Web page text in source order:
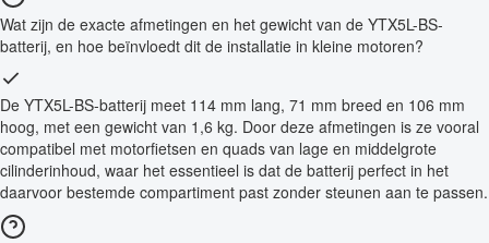
Wat zijn de exacte afmetingen en het gewicht van de YTX5L-BS-
batterij, en hoe beïnvloedt dit de installatie in kleine motoren?
De YTX5L-BS-batterij meet 114 mm lang, 71 mm breed en 106 mm
hoog, met een gewicht van 1,6 kg. Door deze afmetingen is ze vooral
compatibel met motorfietsen en quads van lage en middelgrote
cilinderinhoud, waar het essentieel is dat de batterij perfect in het
daarvoor bestemde compartiment past zonder steunen aan te passen.